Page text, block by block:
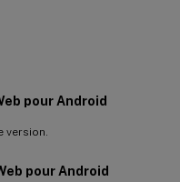
pour Android
version.
pour Android